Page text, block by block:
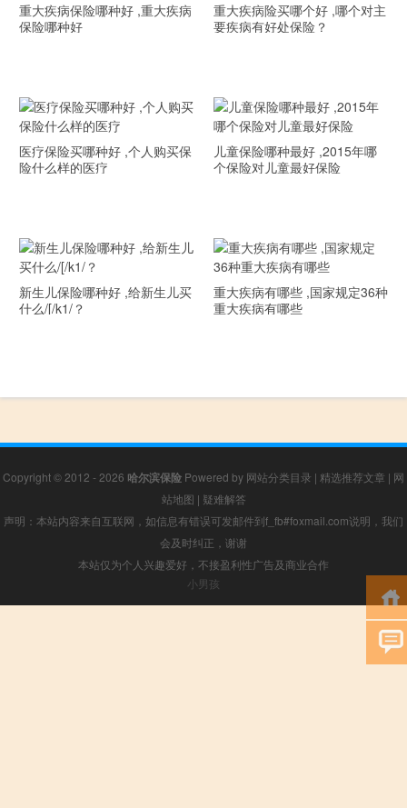
重大疾病保险哪种好 ,重大疾病
保险哪种好
重大疾病险买哪个好 ,哪个对主
要疾病有好处保险？
医疗保险买哪种好 ,个人购买保
险什么样的医疗
儿童保险哪种最好 ,2015年哪
个保险对儿童最好保险
新生儿保险哪种好 ,给新生儿买
什么/[/k1/？
重大疾病有哪些 ,国家规定36种
重大疾病有哪些
Copyright © 2012 - 2026 哈尔滨保险 Powered by 网站分类目录 | 精选推荐文章 | 网
站地图 | 疑难解答
声明：本站内容来自互联网，如信息有错误可发邮件到f_fb#foxmail.com说明，我们
会及时纠正，谢谢
本站仅为个人兴趣爱好，不接盈利性广告及商业合作
小男孩